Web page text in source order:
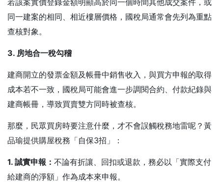
同一建案的相同、相近樓層價格，國稅局通常會先列為重點
查核對象。
3. 房地合一稅勾稽
建商開立的發票金額及帳冊中銷售收入，與買方申報的取得
成本若不一致，國稅局可能會進一步調閱合約、付款紀錄與
建商帳冊，導致買賣雙方同時被查核。
那麼，民眾買房時要注意什麼，才不會誤觸稅務地雷呢？黃
品瑜提供購屋稅務「自保3招」：
1. 誠實申報： 不論有折讓、回扣或退款，務必以「實際支付
給建商的淨額」作為成本來申報。